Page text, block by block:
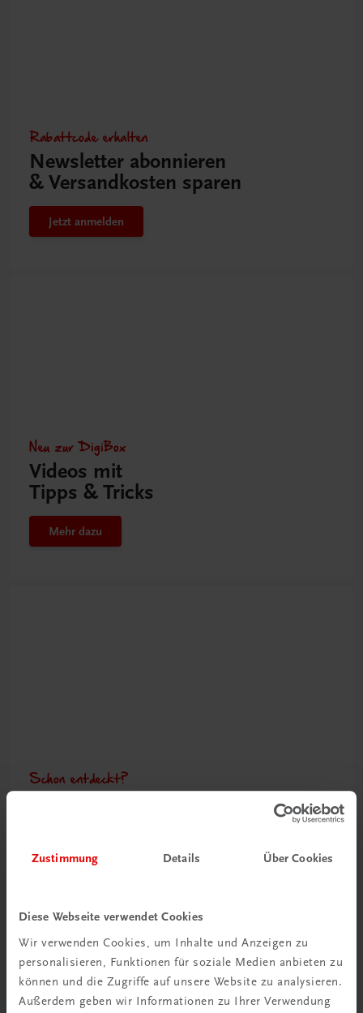
Zustimmung Details Über Cookies
Diese Webseite verwendet Cookies
Wir verwenden Cookies, um Inhalte und Anzeigen zu
personalisieren, Funktionen für soziale Medien anbieten zu
können und die Zugriffe auf unsere Website zu analysieren.
Außerdem geben wir Informationen zu Ihrer Verwendung
Rabattcode erhalten
Newsletter abonnieren
& Versandkosten sparen
Jetzt anmelden
Neu zur DigiBox
Videos mit
Tipps & Tricks
Mehr dazu
Schon entdeckt?